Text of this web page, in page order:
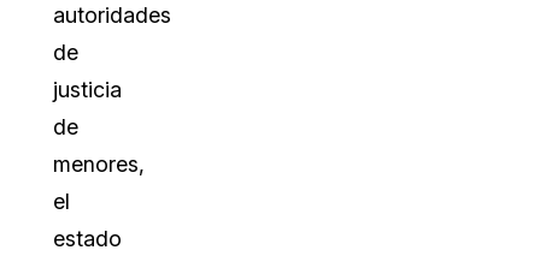
autoridades
de
justicia
de
menores,
el
estado